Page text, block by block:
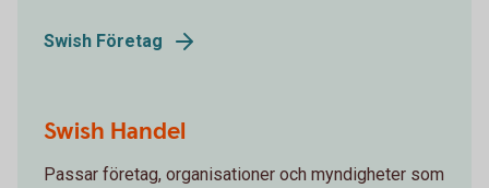
Swish Företag
Swish Handel
Passar företag, organisationer och myndigheter som